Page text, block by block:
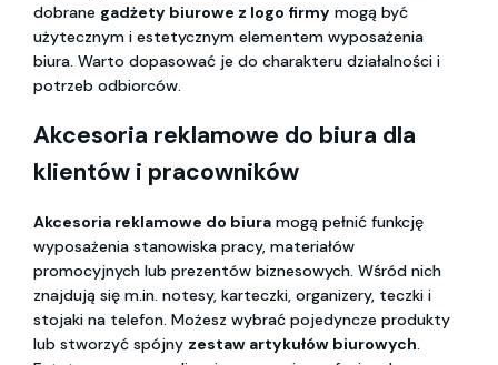
dobrane gadżety biurowe z logo firmy mogą być
użytecznym i estetycznym elementem wyposażenia
biura. Warto dopasować je do charakteru działalności i
potrzeb odbiorców.
Akcesoria reklamowe do biura dla
klientów i pracowników
Akcesoria reklamowe do biura mogą pełnić funkcję
wyposażenia stanowiska pracy, materiałów
promocyjnych lub prezentów biznesowych. Wśród nich
znajdują się m.in. notesy, karteczki, organizery, teczki i
stojaki na telefon. Możesz wybrać pojedyncze produkty
lub stworzyć spójny zestaw artykułów biurowych.